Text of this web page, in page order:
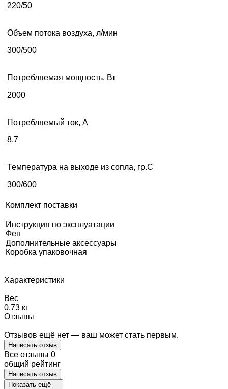
220/50
Объем потока воздуха, л/мин
300/500
Потребляемая мощность, Вт
2000
Потребляемый ток, А
8,7
Температура на выходе из сопла, гр.С
300/600
Комплект поставки
Инструкция по эксплуатации
Фен
Дополнительные аксессуары
Коробка упаковочная
Характеристики
Вес
0.73 кг
Отзывы
Отзывов ещё нет — ваш может стать первым.
Написать отзыв
Все отзывы 0
общий рейтинг
Написать отзыв
Показать ещё